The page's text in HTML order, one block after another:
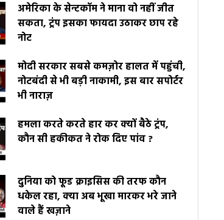
अमेरिका के सेन्टकॉम ने माना वो नहीं जीत
सकता, ट्रंप इसका फायदा उठाकर छाप रहे
नोट
मोदी सरकार सबसे कमज़ोर हालत में पहुंची,
नोटबंदी से भी बड़ी नाकामी, इस बार सपोर्टर
भी नाराज़
हमला करते करते हार कर क्यों बैठे ट्रंप,
कौन सी हकीकत ने रोक दिए पांव ?
दुनिया को फूड क्राइसिस की तरफ कौन
धकेल रहा, क्या अब भूखा मारकर भरे जाने
वाले हैं खज़ाने